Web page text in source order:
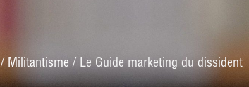
/ Militantisme / Le Guide marketing du dissident